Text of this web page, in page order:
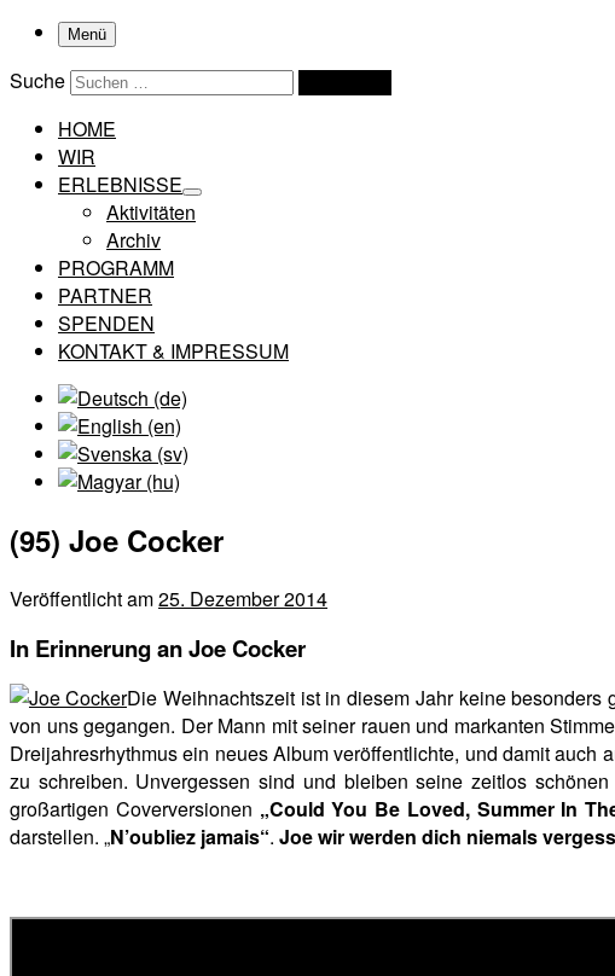
Menü
Suche
HOME
WIR
ERLEBNISSE
Aktivitäten
Archiv
PROGRAMM
PARTNER
SPENDEN
KONTAKT & IMPRESSUM
(95) Joe Cocker
Veröffentlicht am25. Dezember 2014
In Erinnerung an Joe Cocker
Die Weihnachtszeit ist in diesem Jahr keine
von uns gegangen. Der Mann mit seiner rauen und markanten
Dreijahresrhythmus ein neues Album veröffentlichte, und damit
zu schreiben. Unvergessen sind und bleiben seine zeitlos
großartigen Coverversionen „Could You Be Loved, Summer In
darstellen. „N’oubliez jamais“. Joe wir werden dich niemals